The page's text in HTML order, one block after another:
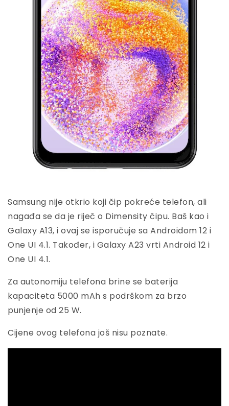
Samsung nije otkrio koji čip pokreće telefon, ali
nagađa se da je riječ o Dimensity čipu. Baš kao i
Galaxy A13, i ovaj se isporučuje sa Androidom 12 i
One UI 4.1. Također, i Galaxy A23 vrti Android 12 i
One UI 4.1.
Za autonomiju telefona brine se baterija
kapaciteta 5000 mAh s podrškom za brzo
punjenje od 25 W.
Cijene ovog telefona još nisu poznate.